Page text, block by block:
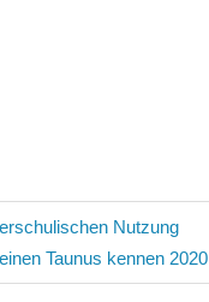
Nutzung
Taunus kennen 2020